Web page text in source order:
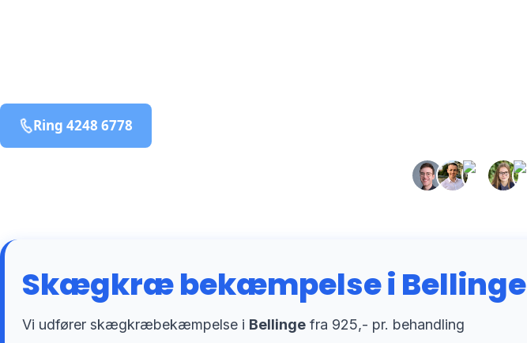
Ring 4248 6778
Skægkræ bekæmpelse i Bellinge
Vi udfører skægkræbekæmpelse i Bellinge fra 925,- pr. behandling